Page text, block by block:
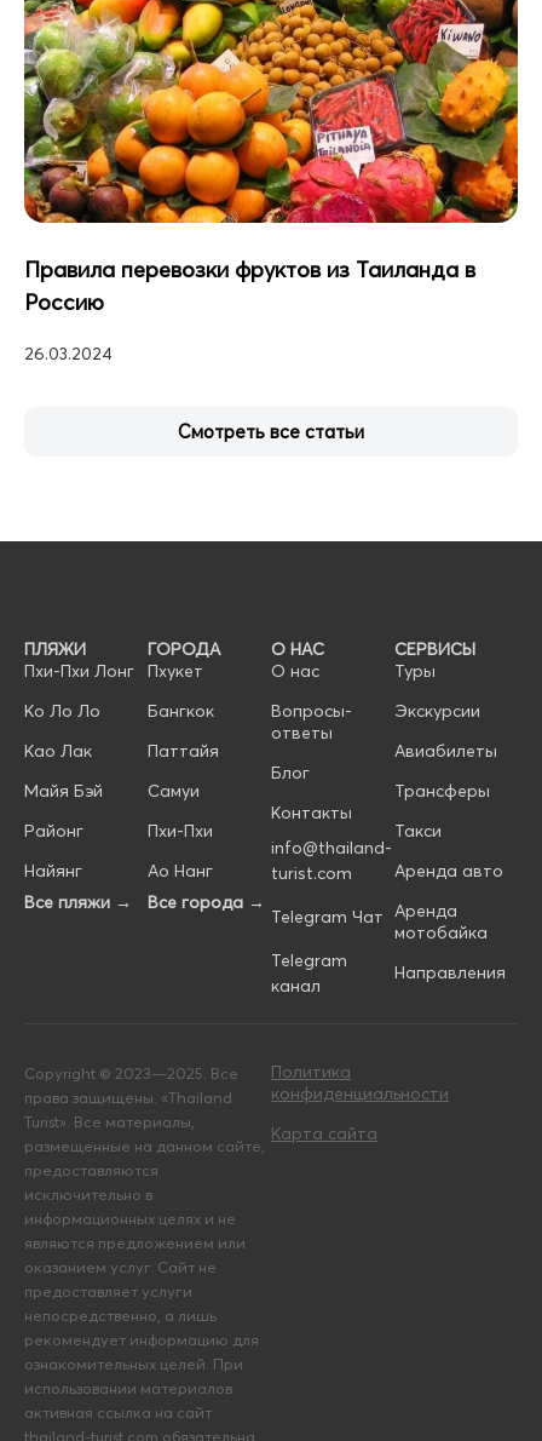
Правила перевозки фруктов из Таиланда в
Россию
26.03.2024
Смотреть все статьи
ПЛЯЖИ
Пхи-Пхи Лонг
Ко Ло Ло
Као Лак
Майя Бэй
Районг
Найянг
Все пляжи →
ГОРОДА
Пхукет
Бангкок
Паттайя
Самуи
Пхи-Пхи
Ао Нанг
Все города →
О НАС
О нас
Вопросы-
ответы
Блог
Контакты
info@thailand-
turist.com
Telegram Чат
Telegram
канал
СЕРВИСЫ
Туры
Экскурсии
Авиабилеты
Трансферы
Такси
Аренда авто
Аренда
мотобайка
Направления
Copyright © 2023—2025. Все
права защищены. «Thailand
Turist». Все материалы,
размещенные на данном сайте,
предоставляются
исключительно в
информационных целях и не
являются предложением или
оказанием услуг. Сайт не
предоставляет услуги
непосредственно, а лишь
рекомендует информацию для
ознакомительных целей. При
использовании материалов
активная ссылка на сайт
thailand-turist.com обязательна.
Политика
конфиденциальности
Карта сайта